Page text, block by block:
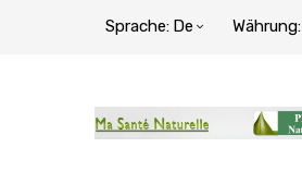
Sprache: De Währung: